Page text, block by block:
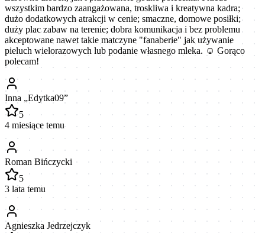
wszystkim bardzo zaangażowana, troskliwa i kreatywna kadra;
dużo dodatkowych atrakcji w cenie; smaczne, domowe posiłki;
duży plac zabaw na terenie; dobra komunikacja i bez problemu
akceptowane nawet takie matczyne "fanaberie" jak używanie
pieluch wielorazowych lub podanie własnego mleka. ☺️ Gorąco
polecam!
Inna „Edytka09”
5
4 miesiące temu
Roman Bińczycki
5
3 lata temu
Agnieszka Jedrzejczyk